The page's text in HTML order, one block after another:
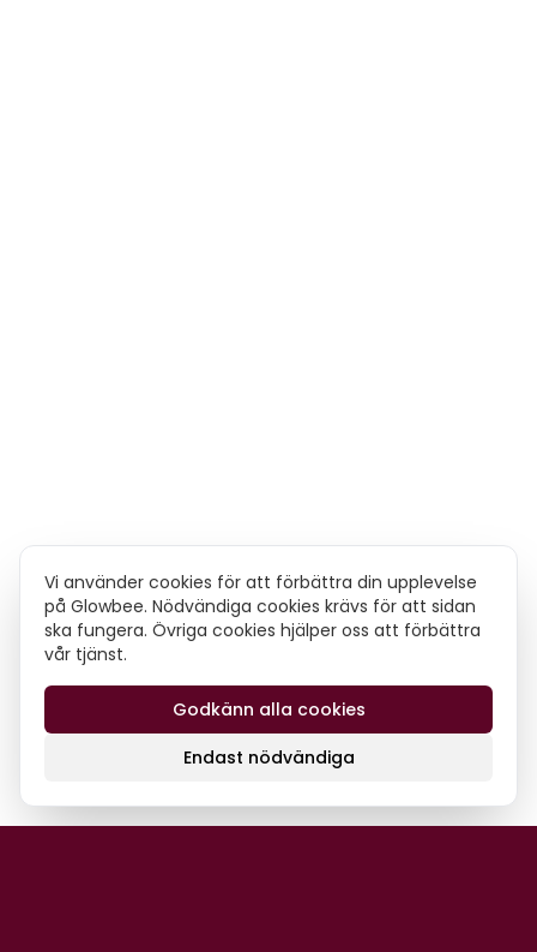
Vi använder cookies för att förbättra din upplevelse
på Glowbee. Nödvändiga cookies krävs för att sidan
ska fungera. Övriga cookies hjälper oss att förbättra
vår tjänst.
Endast nödvändiga
Godkänn alla cookies